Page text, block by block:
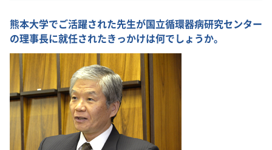
熊本大学でご活躍された先生が国立循環器病研究センター
の理事長に就任されたきっかけは何でしょうか。